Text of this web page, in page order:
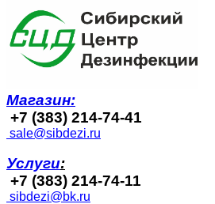
Магазин:
+7 (383) 214-74-41
sale@sibdezi.ru
Услуги:
+7 (383) 214-74-11
sibdezi@bk.ru